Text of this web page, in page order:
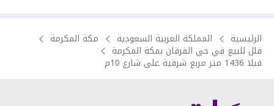
الرئيسية المملكة العربية السعودية مكة المكرمة
فلل للبيع في حي الفرقان بمكة المكرمة
فيلا 1436 متر مربع شرقية على شارع 10م